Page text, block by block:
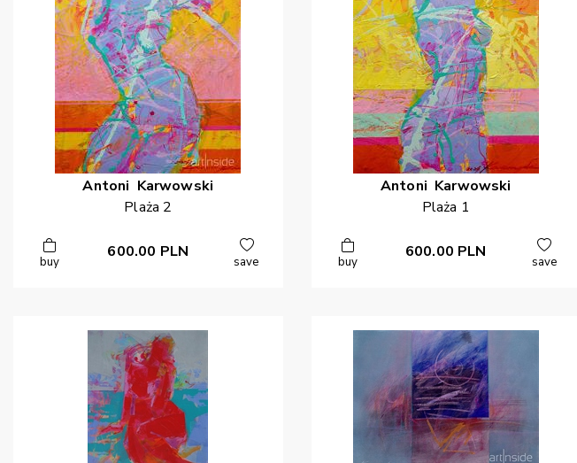
Antoni Karwowski
Plaża 2
buy
600.00 PLN
save
Antoni Karwowski
Plaża 1
buy
600.00 PLN
save